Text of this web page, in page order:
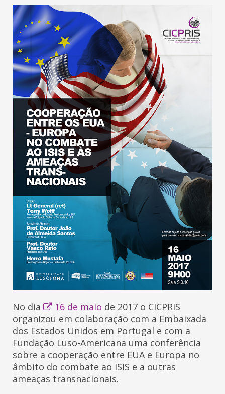
No dia 16 de maio de 2017 o CICPRIS
organizou em colaboração com a Embaixada
dos Estados Unidos em Portugal e com a
Fundação Luso-Americana uma conferência
sobre a cooperação entre EUA e Europa no
âmbito do combate ao ISIS e a outras
ameaças transnacionais.